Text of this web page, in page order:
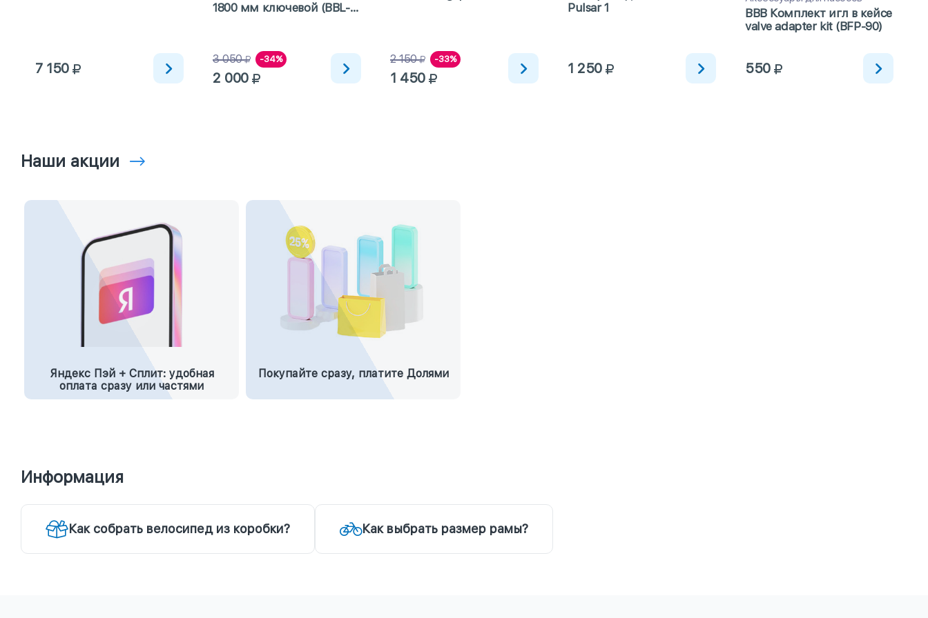
7 150
1800 мм ключевой (BBL-
3 050 -34%
2 000
2 150 -33%
1 450
Pulsar 1
1 250
BBB Комплект игл в кейсе
valve adapter kit (BFP-90)
550
Наши акции
Яндекс Пэй + Сплит: удобная
оплата сразу или частями
Покупайте сразу, платите Долями
Информация
Как собрать велосипед из коробки? Как выбрать размер рамы?